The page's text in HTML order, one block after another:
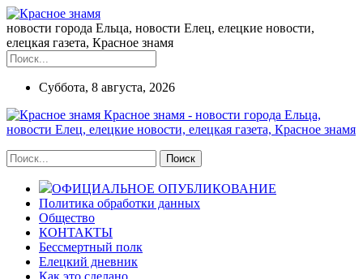
новости города Ельца, новости Елец, елецкие новости,
елецкая газета, Красное знамя
Суббота, 8 августа, 2026
Красное знамя - новости города Ельца,
новости Елец, елецкие новости, елецкая газета, Красное знамя
ОФИЦИАЛЬНОЕ ОПУБЛИКОВАНИЕ
Политика обработки данных
Общество
КОНТАКТЫ
Бессмертный полк
Елецкий дневник
Как это сделано